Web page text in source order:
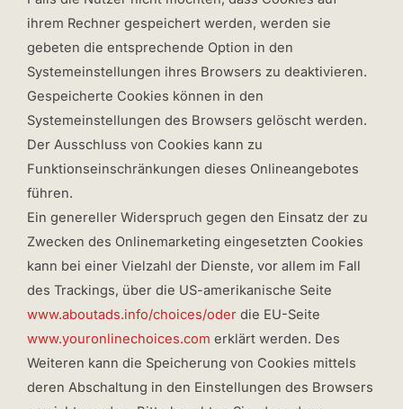
ihrem Rechner gespeichert werden, werden sie
gebeten die entsprechende Option in den
Systemeinstellungen ihres Browsers zu deaktivieren.
Gespeicherte Cookies können in den
Systemeinstellungen des Browsers gelöscht werden.
Der Ausschluss von Cookies kann zu
Funktionseinschränkungen dieses Onlineangebotes
führen.
Ein genereller Widerspruch gegen den Einsatz der zu
Zwecken des Onlinemarketing eingesetzten Cookies
kann bei einer Vielzahl der Dienste, vor allem im Fall
des Trackings, über die US-amerikanische Seite
www.aboutads.info/choices/oder die EU-Seite
www.youronlinechoices.com erklärt werden. Des
Weiteren kann die Speicherung von Cookies mittels
deren Abschaltung in den Einstellungen des Browsers